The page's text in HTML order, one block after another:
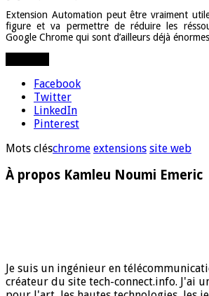
Extension Automation peut être vraiment
figure et va permettre de réduire les
Google Chrome qui sont d’ailleurs déjà
Facebook
Twitter
LinkedIn
Pinterest
Mots cléschrome extensions site web
À propos Kamleu Noumi Emeric
Je suis un ingénieur en
créateur du site tech-connect.info. J'ai